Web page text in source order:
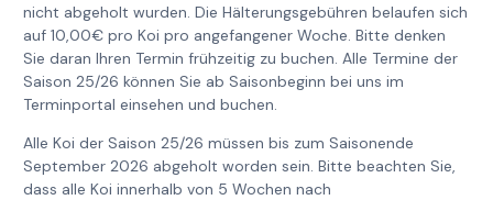
nicht abgeholt wurden. Die Hälterungsgebühren belaufen sich
auf 10,00€ pro Koi pro angefangener Woche. Bitte denken
Sie daran Ihren Termin frühzeitig zu buchen. Alle Termine der
Saison 25/26 können Sie ab Saisonbeginn bei uns im
Terminportal einsehen und buchen.
Alle Koi der Saison 25/26 müssen bis zum Saisonende
September 2026 abgeholt worden sein. Bitte beachten Sie,
dass alle Koi innerhalb von 5 Wochen nach